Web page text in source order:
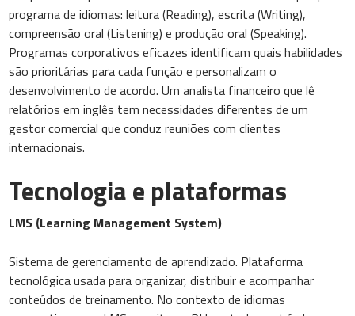
programa de idiomas: leitura (Reading), escrita (Writing),
compreensão oral (Listening) e produção oral (Speaking).
Programas corporativos eficazes identificam quais habilidades
são prioritárias para cada função e personalizam o
desenvolvimento de acordo. Um analista financeiro que lê
relatórios em inglês tem necessidades diferentes de um
gestor comercial que conduz reuniões com clientes
internacionais.
Tecnologia e plataformas
LMS (Learning Management System)
Sistema de gerenciamento de aprendizado. Plataforma
tecnológica usada para organizar, distribuir e acompanhar
conteúdos de treinamento. No contexto de idiomas